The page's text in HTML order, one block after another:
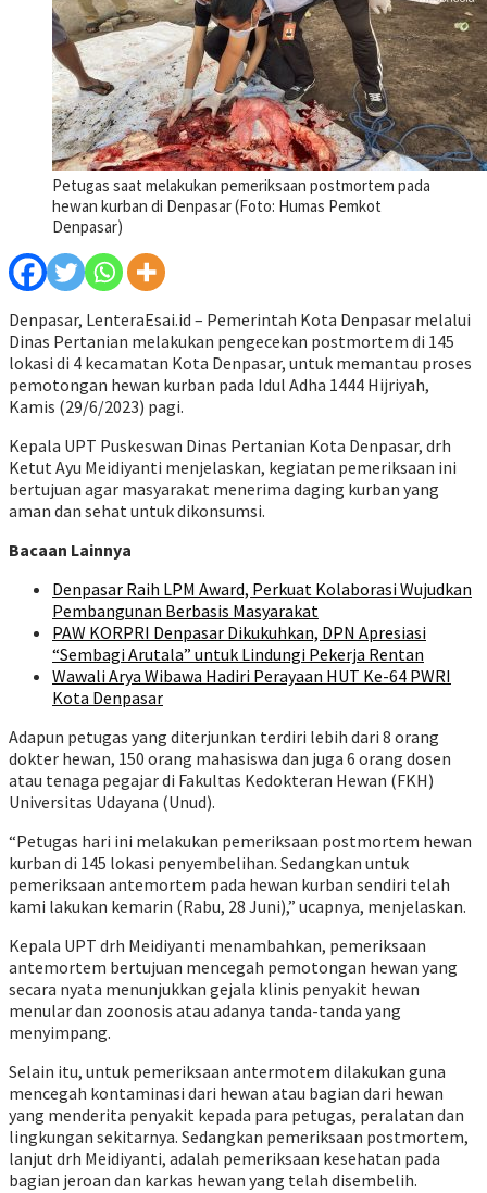
Petugas saat melakukan pemeriksaan postmortem pada
hewan kurban di Denpasar (Foto: Humas Pemkot
Denpasar)
Denpasar, LenteraEsai.id – Pemerintah Kota Denpasar melalui
Dinas Pertanian melakukan pengecekan postmortem di 145
lokasi di 4 kecamatan Kota Denpasar, untuk memantau proses
pemotongan hewan kurban pada Idul Adha 1444 Hijriyah,
Kamis (29/6/2023) pagi.
Kepala UPT Puskeswan Dinas Pertanian Kota Denpasar, drh
Ketut Ayu Meidiyanti menjelaskan, kegiatan pemeriksaan ini
bertujuan agar masyarakat menerima daging kurban yang
aman dan sehat untuk dikonsumsi.
Bacaan Lainnya
Denpasar Raih LPM Award, Perkuat Kolaborasi Wujudkan
Pembangunan Berbasis Masyarakat
PAW KORPRI Denpasar Dikukuhkan, DPN Apresiasi
“Sembagi Arutala” untuk Lindungi Pekerja Rentan
Wawali Arya Wibawa Hadiri Perayaan HUT Ke-64 PWRI
Kota Denpasar
Adapun petugas yang diterjunkan terdiri lebih dari 8 orang
dokter hewan, 150 orang mahasiswa dan juga 6 orang dosen
atau tenaga pegajar di Fakultas Kedokteran Hewan (FKH)
Universitas Udayana (Unud).
“Petugas hari ini melakukan pemeriksaan postmortem hewan
kurban di 145 lokasi penyembelihan. Sedangkan untuk
pemeriksaan antemortem pada hewan kurban sendiri telah
kami lakukan kemarin (Rabu, 28 Juni),” ucapnya, menjelaskan.
Kepala UPT drh Meidiyanti menambahkan, pemeriksaan
antemortem bertujuan mencegah pemotongan hewan yang
secara nyata menunjukkan gejala klinis penyakit hewan
menular dan zoonosis atau adanya tanda-tanda yang
menyimpang.
Selain itu, untuk pemeriksaan antermotem dilakukan guna
mencegah kontaminasi dari hewan atau bagian dari hewan
yang menderita penyakit kepada para petugas, peralatan dan
lingkungan sekitarnya. Sedangkan pemeriksaan postmortem,
lanjut drh Meidiyanti, adalah pemeriksaan kesehatan pada
bagian jeroan dan karkas hewan yang telah disembelih.